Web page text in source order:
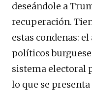
deseándole a
recuperación.
estas condenas:
políticos
sistema electoral
lo que se